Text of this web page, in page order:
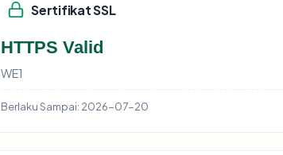
Sertifikat SSL
HTTPS Valid
WE1
Berlaku Sampai: 2026-07-20